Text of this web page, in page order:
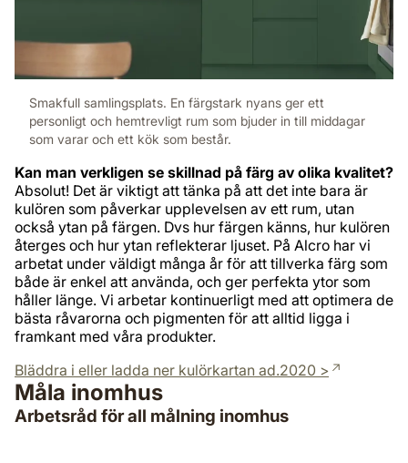
Smakfull samlingsplats. En färgstark nyans ger ett
personligt och hemtrevligt rum som bjuder in till middagar
som varar och ett kök som består.
Kan man verkligen se skillnad på färg av olika kvalitet?
Absolut! Det är viktigt att tänka på att det inte bara är
kulören som påverkar upplevelsen av ett rum, utan
också ytan på färgen. Dvs hur färgen känns, hur kulören
återges och hur ytan reflekterar ljuset. På Alcro har vi
arbetat under väldigt många år för att tillverka färg som
både är enkel att använda, och ger perfekta ytor som
håller länge. Vi arbetar kontinuerligt med att optimera de
bästa råvarorna och pigmenten för att alltid ligga i
framkant med våra produkter.
Bläddra i eller ladda ner kulörkartan ad.2020 >
Måla inomhus
Arbetsråd för all målning inomhus